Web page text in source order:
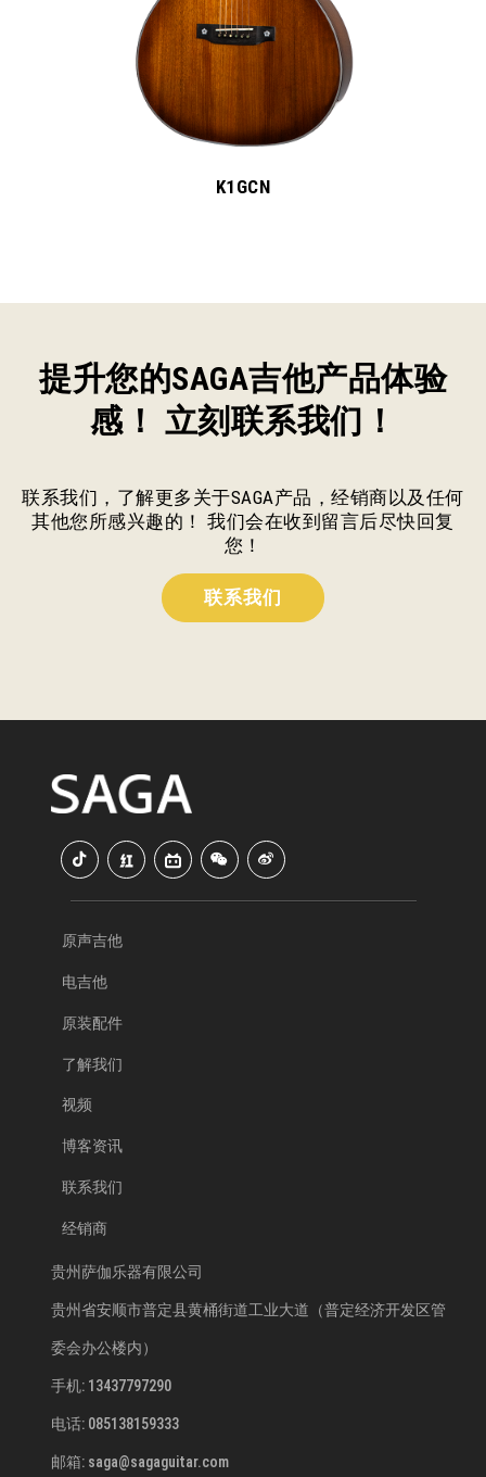
K1GCN
提升您的SAGA吉他产品体验
感！ 立刻联系我们！
联系我们，了解更多关于SAGA产品，经销商以及任何
其他您所感兴趣的！ 我们会在收到留言后尽快回复
您！
联系我们
原声吉他
电吉他
原装配件
了解我们
视频
博客资讯
联系我们
经销商
贵州萨伽乐器有限公司
贵州省安顺市普定县黄桶街道工业大道（普定经济开发区管
委会办公楼内）
手机: 13437797290
电话: 085138159333
邮箱: saga@sagaguitar.com